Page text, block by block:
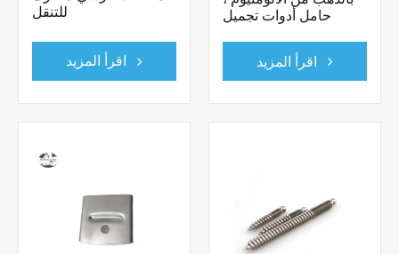
للتنقل
اقرأ المزيد
حامل أدوات تجميل
اقرأ المزيد